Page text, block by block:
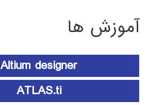
آموزش ها
Altium designer
ATLAS.ti